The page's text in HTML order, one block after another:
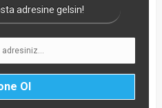
adresine gelsin!